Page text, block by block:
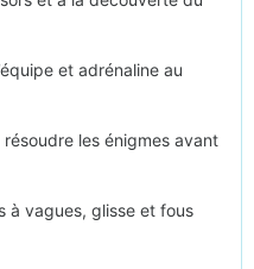
et adrénaline au
résoudre les énigmes avant
à vagues, glisse et fous